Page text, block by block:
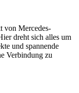
von Mercedes-
dreht sich alles um
und spannende
Verbindung zu